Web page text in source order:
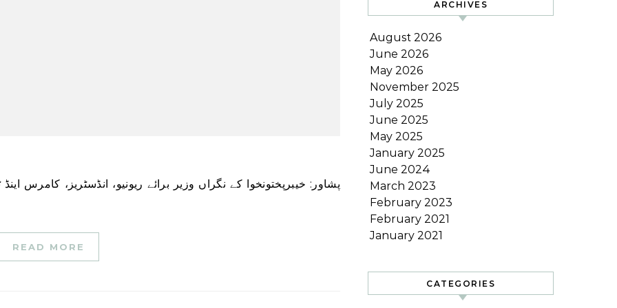
پشاور: خیبرپختونخوا کے نگراں وزیر برائے ریونیو، انڈسٹریز، کامرس اینڈ ٹیکنیکل ایجوکیشن عدنان جلیل نے کہا ہے کہ کسی
READ MORE
ARCHIVES
August 2026
June 2026
May 2026
November 2025
July 2025
June 2025
May 2025
January 2025
June 2024
March 2023
February 2023
February 2021
January 2021
CATEGORIES